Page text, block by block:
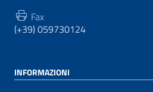
Fax
(+39) 059730124
INFORMAZIONI